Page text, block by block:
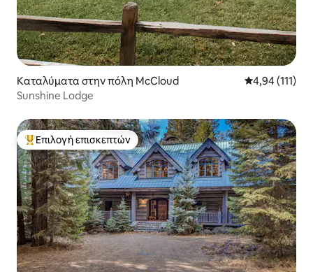
Καταλύματα στην πόλη McCloud Μέση
4,94 (111)
Sunshine Lodge
Κορυφαία επιλογή επισκεπτών
Επιλογή επισκεπτών